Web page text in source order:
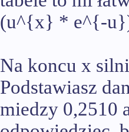
(u^{x} * e^{-
Na koncu x
Podstawiasz
miedzy 0,2510